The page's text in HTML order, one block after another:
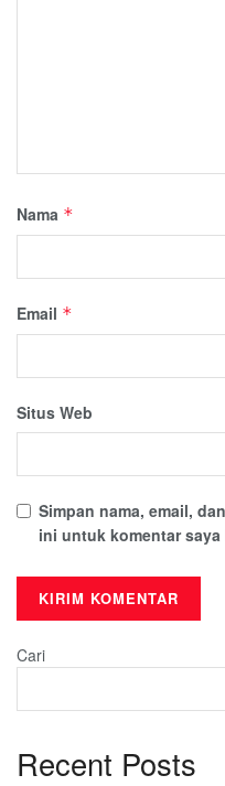
Nama *
Email *
Situs Web
Simpan nama, email,
ini untuk komentar
Cari
Recent Posts